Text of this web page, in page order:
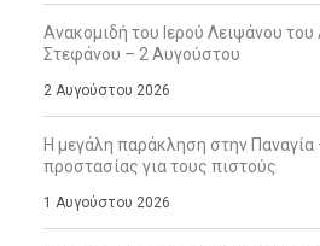
Ανακομιδή του Ιερού Λειψάνου
Στεφάνου – 2 Αυγούστου
2 Αυγούστου 2026
Η μεγάλη παράκληση στην Παναγία
προστασίας για τους πιστούς
1 Αυγούστου 2026